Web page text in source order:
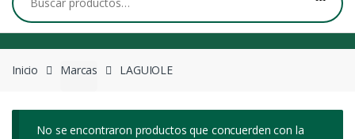
Inicio Marcas LAGUIOLE
No se encontraron productos que concuerden con la